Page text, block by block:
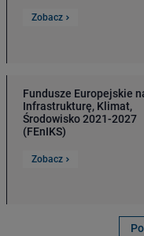
Zobacz
Fundusze Europejskie
Infrastrukturę, Klimat,
Środowisko 2021-2027
(FEnIKS)
Zobacz